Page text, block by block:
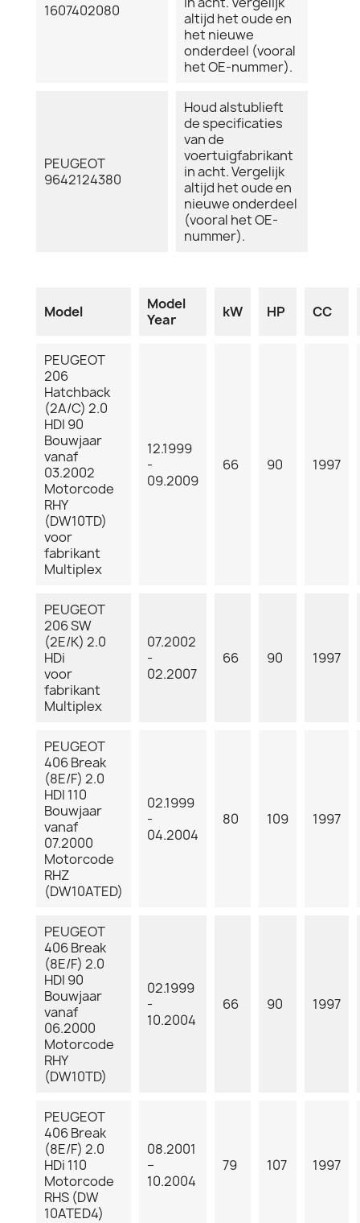
1607402080
altijd het oude en
het nieuwe
onderdeel (vooral
het OE-nummer).
PEUGEOT
9642124380
Houd alstublieft
de specificaties
van de
voertuigfabrikant
in acht. Vergelijk
altijd het oude en
nieuwe onderdeel
(vooral het OE-
nummer).
Model
Model
Year
kW HP CC
PEUGEOT
206
Hatchback
(2A/C) 2.0
HDI 90
Bouwjaar
vanaf
03.2002
Motorcode
RHY
(DW10TD)
voor
fabrikant
Multiplex
12.1999
-
09.2009
66 90 1997
PEUGEOT
206 SW
(2E/K) 2.0
HDi
voor
fabrikant
Multiplex
07.2002
-
02.2007
66 90 1997
PEUGEOT
406 Break
(8E/F) 2.0
HDI 110
Bouwjaar
vanaf
07.2000
Motorcode
RHZ
(DW10ATED)
02.1999
-
04.2004
80 109 1997
PEUGEOT
406 Break
(8E/F) 2.0
HDI 90
Bouwjaar
vanaf
06.2000
Motorcode
RHY
(DW10TD)
02.1999
-
10.2004
66 90 1997
PEUGEOT
406 Break
(8E/F) 2.0
HDi 110
Motorcode
RHS (DW
10ATED4)
08.2001
–
10.2004
79 107 1997